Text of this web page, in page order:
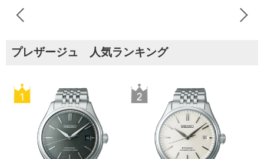
プレザージュ 人気ランキング